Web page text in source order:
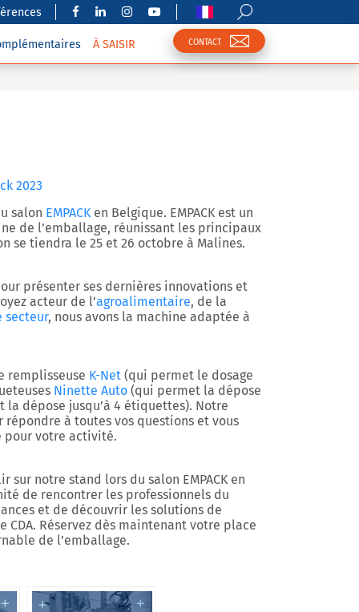
À SAISIR CONTACT
2023
salon EMPACKen Belgique. EMPACK est un
de l’emballage, réunissant les principaux
se tiendra le 25 et 26 octobre à Malines.
présenter ses dernières innovations et
acteur de l’agroalimentaire, de la
secteur, nous avons la machine adaptée à
remplisseuse K-Net (qui permet le dosage
Ninette Auto (qui permet la dépose
la dépose jusqu’à 4 étiquettes). Notre
répondre à toutes vos questions et vous
pour votre activité.
notre stand lors du salon EMPACK en
de rencontrer les professionnels du
et de découvrir les solutions de
CDA. Réservez dès maintenant votre place
de l’emballage.